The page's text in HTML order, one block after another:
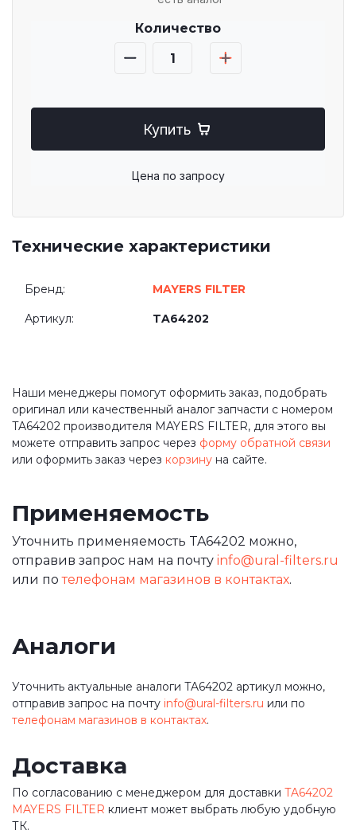
Количество
Купить
Цена по запросу
Технические характеристики
Бренд: MAYERS FILTER
Артикул: TA64202
Наши менеджеры помогут оформить заказ, подобрать
оригинал или качественный аналог запчасти с номером
TA64202 производителя MAYERS FILTER, для этого вы
можете отправить запрос через форму обратной связи
или оформить заказ через корзину на сайте.
Применяемость
Уточнить применяемость TA64202 можно,
отправив запрос нам на почту info@ural-filters.ru
или потелефонам магазинов в контактах.
Аналоги
Уточнить актуальные аналоги TA64202 артикул можно,
отправив запрос на почту info@ural-filters.ru или по
телефонам магазинов в контактах.
Доставка
По согласованию с менеджером для доставки TA64202
MAYERS FILTER клиент может выбрать любую удобную
ТК.